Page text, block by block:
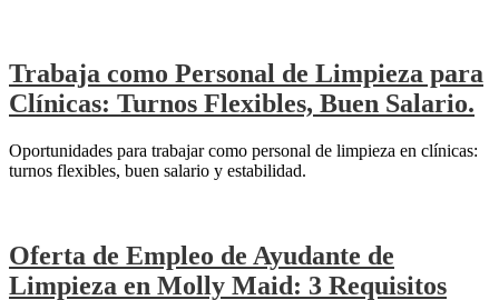
Trabaja como Personal de Limpieza para
Clínicas: Turnos Flexibles, Buen Salario.
Oportunidades para trabajar como personal de limpieza en clínicas:
turnos flexibles, buen salario y estabilidad.
Oferta de Empleo de Ayudante de
Limpieza en Molly Maid: 3 Requisitos